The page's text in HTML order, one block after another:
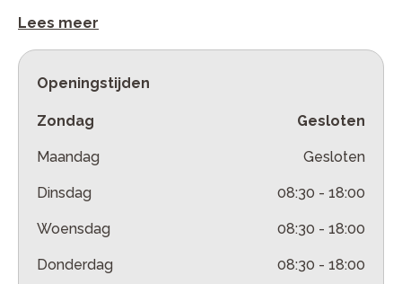
Lees meer
Openingstijden
Zondag Gesloten
Maandag Gesloten
Dinsdag 08:30 - 18:00
Woensdag 08:30 - 18:00
Donderdag 08:30 - 18:00